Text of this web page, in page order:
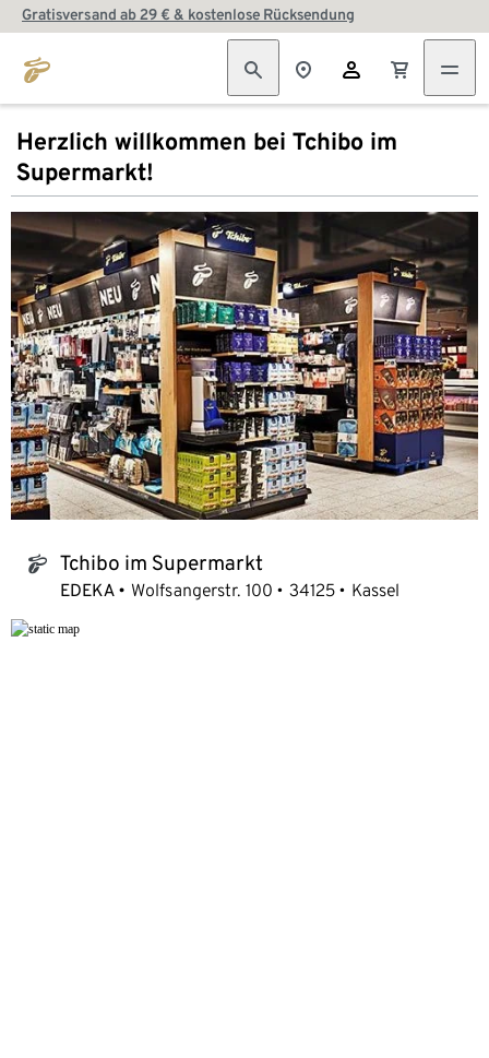
Gratisversand ab 29 € & kostenlose Rücksendung
Herzlich willkommen bei Tchibo im
Supermarkt!
tchibo_logo Tchibo im Supermarkt
EDEKA Wolfsangerstr. 100 34125 Kassel